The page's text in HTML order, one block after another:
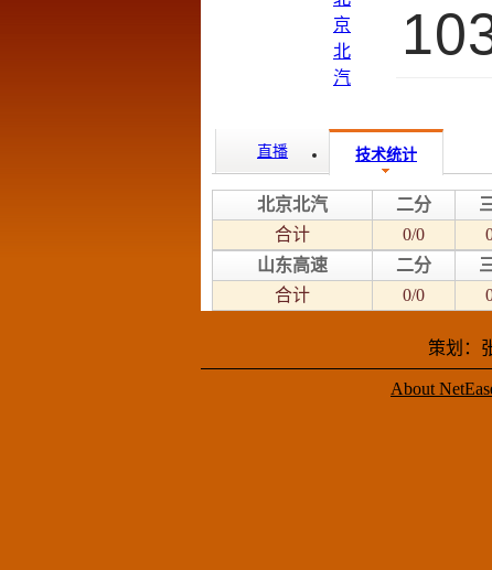
直播 技术统计
北京北汽 二分
合计
0/0
山东高速
二分
合计
0/0
策划：
About